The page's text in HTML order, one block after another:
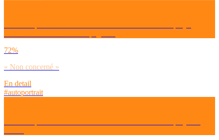
72%
« Non concerné »
En detail
#autoportrait